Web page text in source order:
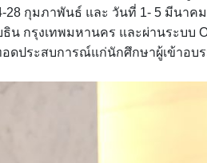
28 กุมภาพันธ์ และ วันที่ 1- 5 มีนา
กรุงเทพมหานคร และผ่านระบบ
ดประสบการณ์แก่นักศึกษาผู้เข้าอบ